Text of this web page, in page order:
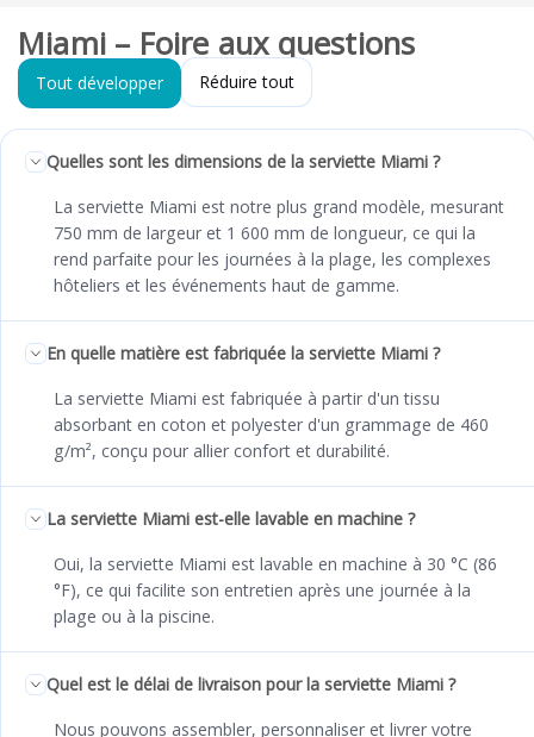
Miami – Foire aux questions
Tout développer Réduire tout
Quelles sont les dimensions de la serviette Miami ?
La serviette Miami est notre plus grand modèle, mesurant
750 mm de largeur et 1 600 mm de longueur, ce qui la
rend parfaite pour les journées à la plage, les complexes
hôteliers et les événements haut de gamme.
En quelle matière est fabriquée la serviette Miami ?
La serviette Miami est fabriquée à partir d'un tissu
absorbant en coton et polyester d'un grammage de 460
g/m², conçu pour allier confort et durabilité.
La serviette Miami est-elle lavable en machine ?
Oui, la serviette Miami est lavable en machine à 30 °C (86
°F), ce qui facilite son entretien après une journée à la
plage ou à la piscine.
Quel est le délai de livraison pour la serviette Miami ?
Nous pouvons assembler, personnaliser et livrer votre